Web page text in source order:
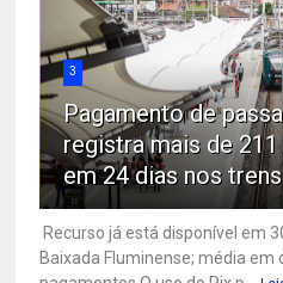
3
Pagamento de
registra mais de
em 24 dias nos
Recurso já está disponível em
Baixada Fluminense; média em